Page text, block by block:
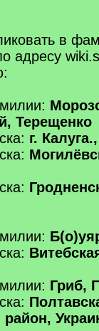
в
адресу
Терещенко
г.
Гриб,